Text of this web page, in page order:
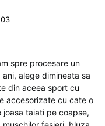
spre procesare un
alege dimineata sa
din aceea sport cu
accesorizate cu cate o
taiati pe coapse,